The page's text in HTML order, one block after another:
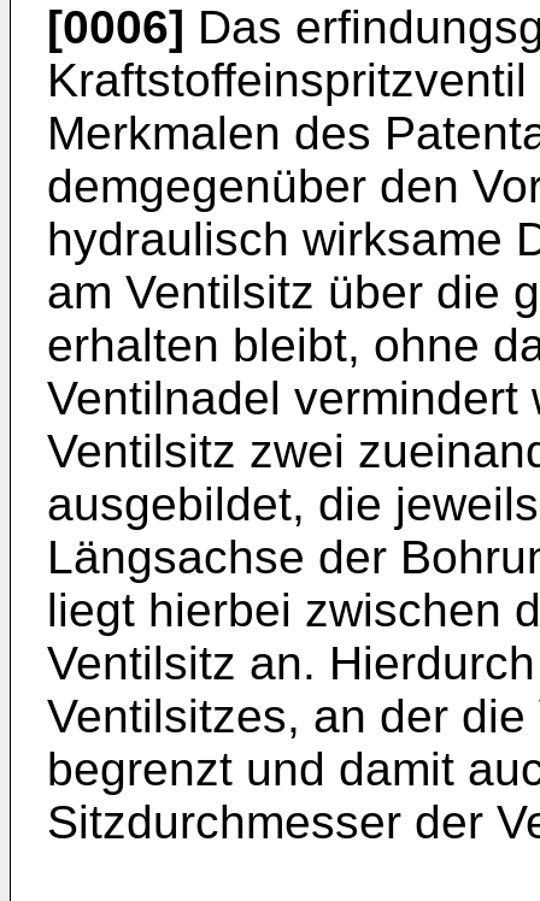
[0006] Das
Merkmalen des
demgegenüber den
hydraulisch wirksame
am Ventilsitz über die
erhalten bleibt, ohne
Ventilnadel vermindert
Ventilsitz zwei
ausgebildet, die
Längsachse der
liegt hierbei zwischen
Ventilsitz an.
Ventilsitzes, an der
begrenzt und damit
Sitzdurchmesser der